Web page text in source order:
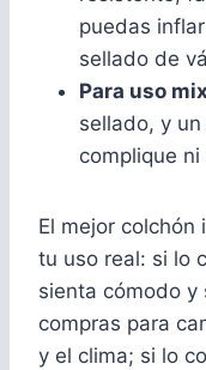
puedas
sellado de
Para uso
sellado, y
complique
El mejor
tu uso real: si lo
sienta cómodo y
compras para
y el clima; si lo